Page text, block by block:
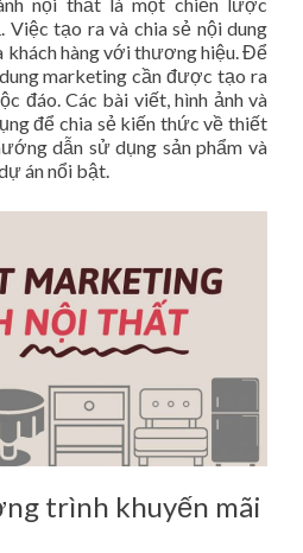
Việc tạo ra và chia sẻ nội dung
hàng với thương hiệu. Để
marketing cần được tạo ra
đáo. Các bài viết, hình ảnh và
để chia sẻ kiến thức về thiết
dẫn sử dụng sản phẩm và
án nổi bật.
trình khuyến mãi